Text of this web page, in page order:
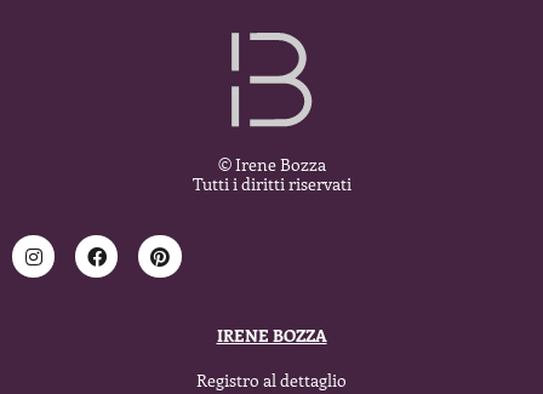
© Irene Bozza
Tutti i diritti riservati
IRENE BOZZA
Registro al dettaglio